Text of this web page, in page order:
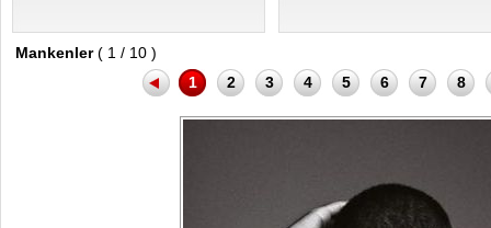
Mankenler( 1 / 10 )
1
2 3 4 5 6 7 8